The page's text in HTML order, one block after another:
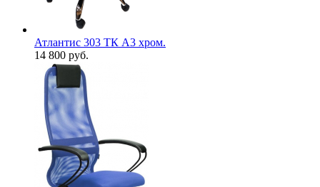
Атлантис 303 ТК А3 хром.
14 800 руб.